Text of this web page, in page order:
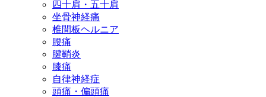
四十肩・五十肩
坐骨神経痛
椎間板ヘルニア
腰痛
腱鞘炎
膝痛
自律神経症
頭痛・偏頭痛